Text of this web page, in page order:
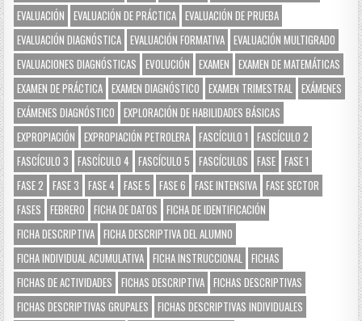
EVALUACIÓN
EVALUACIÓN DE PRÁCTICA EVALUACIÓN DE PRUEBA
EVALUACIÓN DIAGNÓSTICA EVALUACIÓN FORMATIVA EVALUACIÓN MULTIGRADO
EVALUACIONES DIAGNÓSTICAS
EVOLUCIÓN EXAMEN
EXAMEN DE MATEMÁTICAS
EXAMEN DE PRÁCTICA EXAMEN DIAGNÓSTICO EXAMEN TRIMESTRAL
EXÁMENES
EXÁMENES DIAGNÓSTICO
EXPLORACIÓN DE HABILIDADES BÁSICAS
EXPROPIACIÓN
EXPROPIACIÓN PETROLERA FASCÍCULO 1
FASCÍCULO 2
FASCÍCULO 3
FASCÍCULO 4 FASCÍCULO 5 FASCÍCULOS FASE FASE 1
FASE 2
FASE 3 FASE 4 FASE 5 FASE 6 FASE INTENSIVA FASE SECTOR
FASES
FEBRERO FICHA DE DATOS
FICHA DE IDENTIFICACIÓN
FICHA DESCRIPTIVA FICHA DESCRIPTIVA DEL ALUMNO
FICHA INDIVIDUAL ACUMULATIVA FICHA INSTRUCCIONAL
FICHAS
FICHAS DE ACTIVIDADES
FICHAS DESCRIPTIVA FICHAS DESCRIPTIVAS
FICHAS DESCRIPTIVAS GRUPALES
FICHAS DESCRIPTIVAS INDIVIDUALES